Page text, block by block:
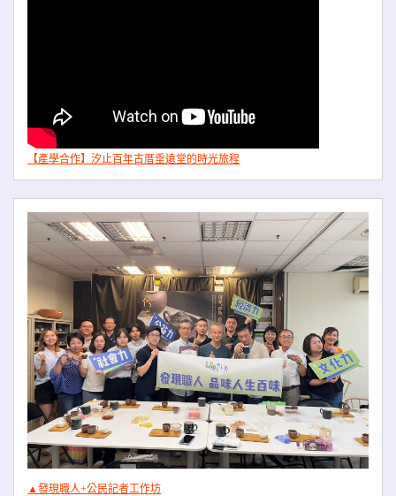
【產學合作】汐止百年古厝垂遠堂的時光旅程
▲發現職人+公民記者工作坊